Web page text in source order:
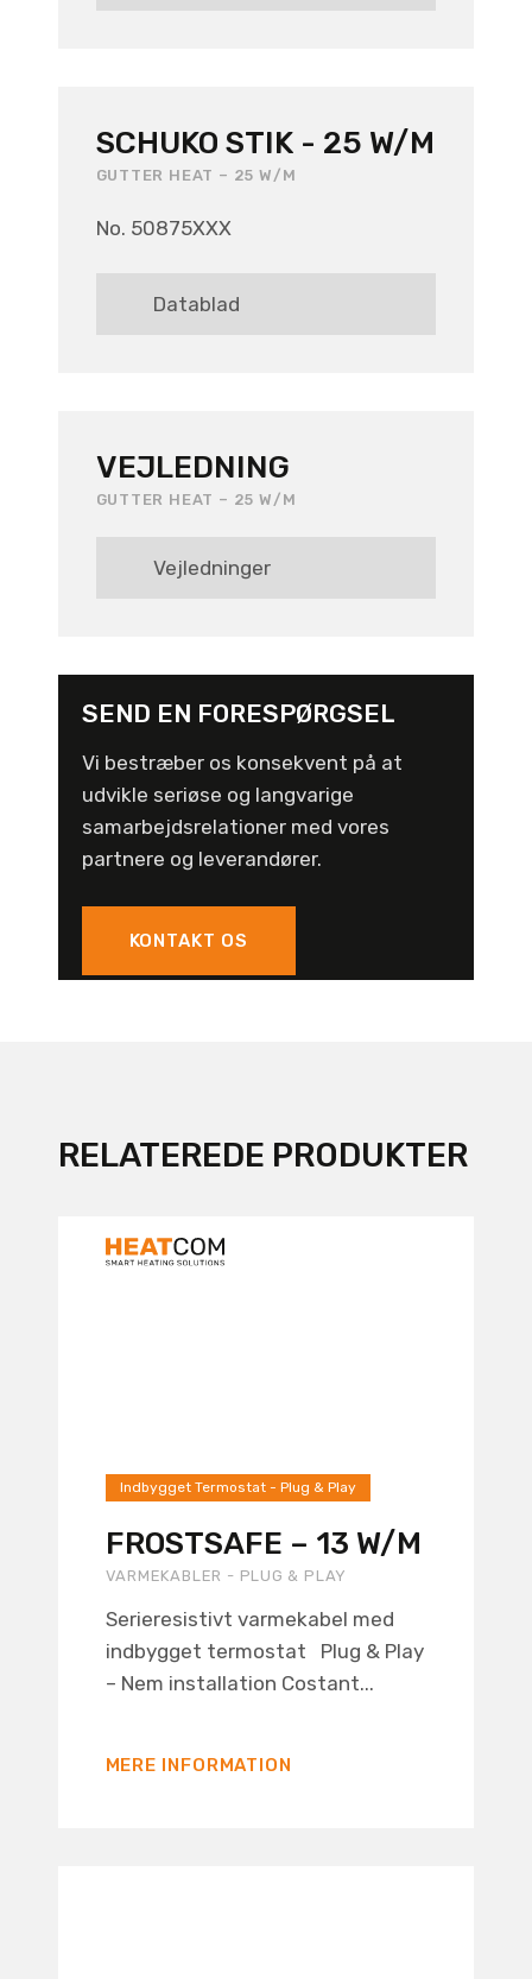
SCHUKO STIK - 25 W/M
GUTTER HEAT – 25 W/M
No. 50875XXX
Datablad
VEJLEDNING
GUTTER HEAT – 25 W/M
Vejledninger
SEND EN FORESPØRGSEL
Vi bestræber os konsekvent på at
udvikle seriøse og langvarige
samarbejdsrelationer med vores
partnere og leverandører.
KONTAKT OS
RELATEREDE PRODUKTER
Indbygget Termostat - Plug & Play
FROSTSAFE – 13 W/M
VARMEKABLER - PLUG & PLAY
Serieresistivt varmekabel med
indbygget termostat Plug & Play
– Nem installation Costant...
MERE INFORMATION